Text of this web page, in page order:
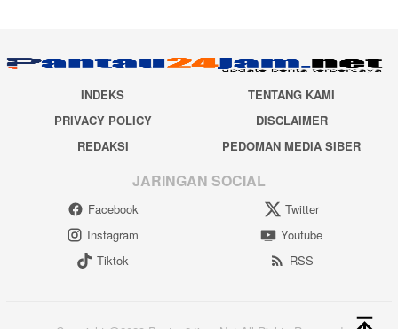
INDEKS
TENTANG KAMI
PRIVACY POLICY
DISCLAIMER
REDAKSI
PEDOMAN MEDIA SIBER
JARINGAN SOCIAL
Facebook
Twitter
Instagram
Youtube
Tiktok
RSS